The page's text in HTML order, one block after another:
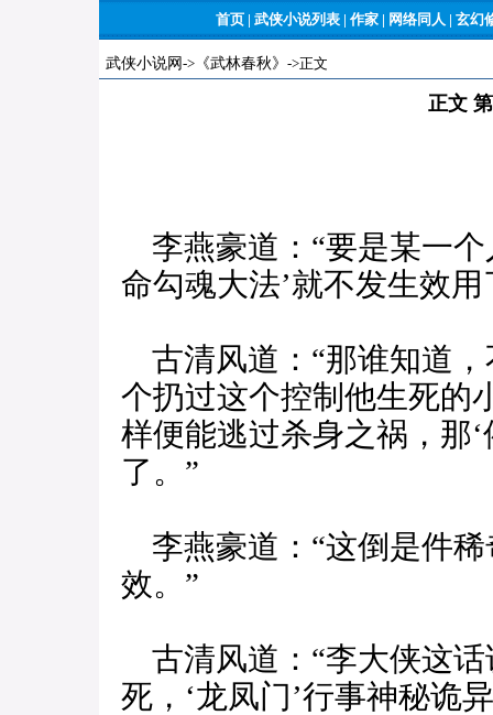
首页 | 武侠小说列表 | 作家 | 网络同人 | 玄幻
武侠小说网 -> 《武林春秋》 ->正文
正文
李燕豪道：“要是某一个
命勾魂大法’就不发生效用
古清风道：“那谁知道，
个扔过这个控制他生死的
样便能逃过杀身之祸，那
了。”
李燕豪道：“这倒是件
效。”
古清风道：“李大侠这
死，‘龙凤门’行事神秘诡